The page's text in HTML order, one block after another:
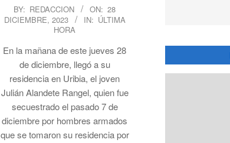
2023-
12-
BY: REDACCION ON: 28
DICIEMBRE, 2023
IN: ÚLTIMA
HORA
En la mañana de este jueves 28
de diciembre, llegó a su
residencia en Uribia, el joven
Julián Alandete Rangel, quien fue
secuestrado el pasado 7 de
diciembre por hombres armados
que se tomaron su residencia por